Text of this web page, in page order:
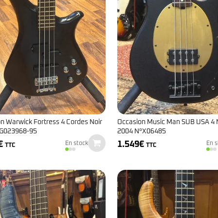
Warwick Fortress 4 Cordes Noir
95
TTC En stock
Occasion Music Man SUB USA 4
2004 N°X06485
1.549€ TTC En